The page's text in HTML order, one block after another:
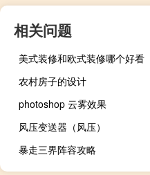
相关问题
美式装修和欧式装修哪个好看
农村房子的设计
photoshop 云雾效果
风压变送器（风压）
暴走三界阵容攻略